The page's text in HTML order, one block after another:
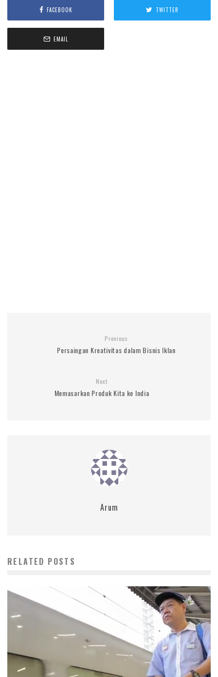
FACEBOOK TWITTER
EMAIL
Previous
Persaingan Kreativitas dalam Bisnis Iklan
Next
Memasarkan Produk Kita ke India
Arum
RELATED POSTS